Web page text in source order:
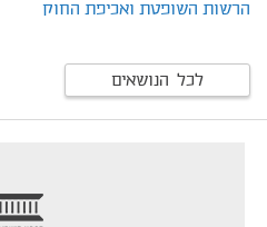
הרשות השופטת ואכיפת החוק
לכל הנושאים